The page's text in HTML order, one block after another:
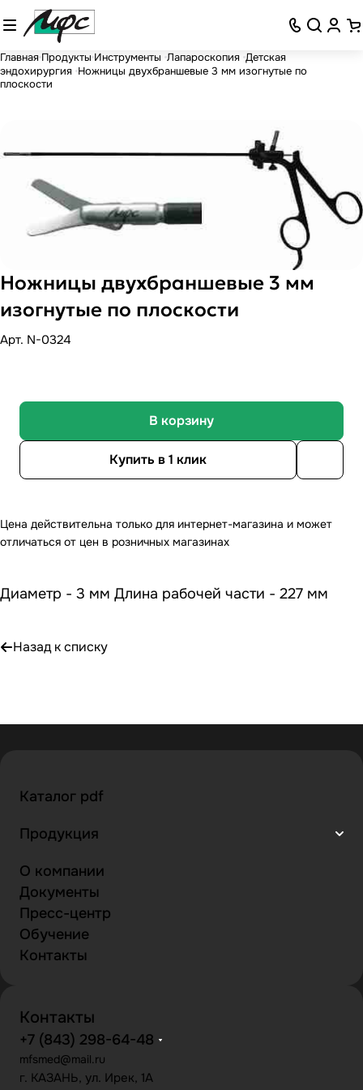
Главная Продукты Инструменты Лапароскопия Детская
эндохирургия Ножницы двухбраншевые 3 мм изогнутые по
плоскости
Ножницы двухбраншевые 3 мм
изогнутые по плоскости
Арт. N-0324
В корзину
Купить в 1 клик
Цена действительна только для интернет-магазина и может
отличаться от цен в розничных магазинах
Диаметр - 3 мм Длина рабочей части - 227 мм
Назад к списку
Каталог pdf
Продукция
О компании
Документы
Пресс-центр
Обучение
Контакты
Контакты
+7 (843) 298-64-48
mfsmed@mail.ru
г. КАЗАНЬ, ул. Ирек, 1А